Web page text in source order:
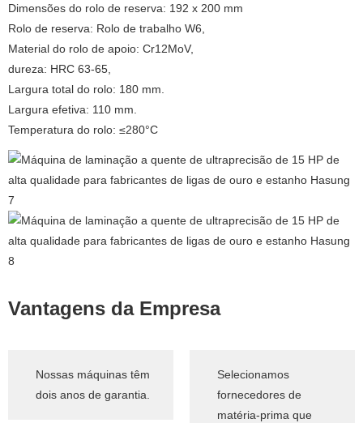
Dimensões do rolo de reserva: 192 x 200 mm
Rolo de reserva: Rolo de trabalho W6,
Material do rolo de apoio: Cr12MoV,
dureza: HRC 63-65,
Largura total do rolo: 180 mm.
Largura efetiva: 110 mm.
Temperatura do rolo: ≤280°C
Vantagens da Empresa
Nossas máquinas têm
dois anos de garantia.
Selecionamos
fornecedores de
matéria-prima que